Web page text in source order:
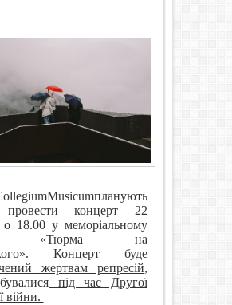
Musicumпланують
провести концерт 22
о 18.00 у меморіальному
«Тюрма на
Концерт буде
жертвам репресій,
під час Другої
війни.